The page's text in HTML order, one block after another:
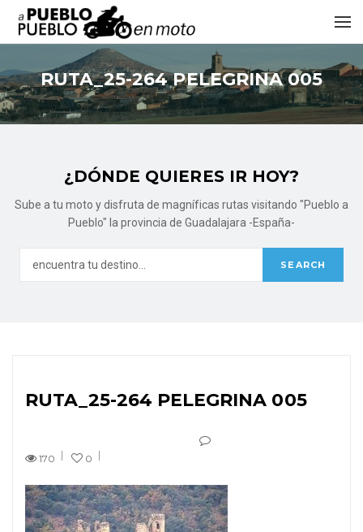
RUTA_25-264 PELEGRINA 005
¿DÓNDE QUIERES IR HOY?
Sube a tu moto y disfruta de magníficas rutas visitando "Pueblo a
Pueblo" la provincia de Guadalajara -España-
RUTA_25-264 PELEGRINA 005
170 0